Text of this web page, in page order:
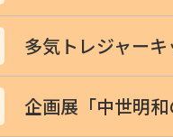
多気トレジャーキ
企画展「中世明和